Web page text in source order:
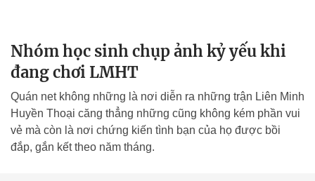
Nhóm học sinh chụp ảnh kỷ yếu khi
đang chơi LMHT
Quán net không những là nơi diễn ra những trận Liên Minh
Huyền Thoại căng thẳng những cũng không kém phần vui
vẻ mà còn là nơi chứng kiến tình bạn của họ được bồi
đắp, gắn kết theo năm tháng.